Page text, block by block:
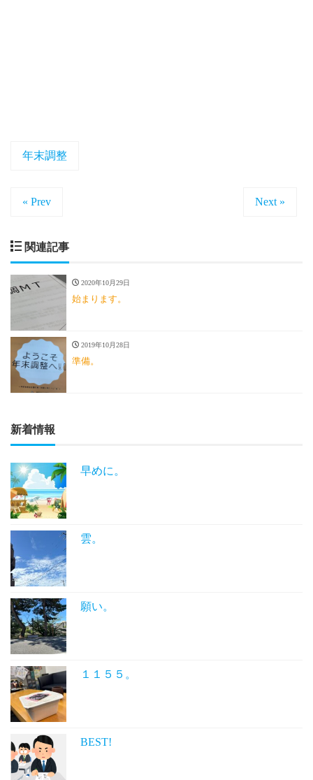
年末調整
« Prev Next »
関連記事
2020年10月29日
始まります。
2019年10月28日
準備。
新着情報
早めに。
雲。
願い。
１１５５。
BEST!